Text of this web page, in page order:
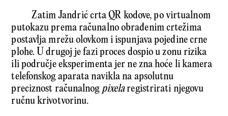
Zatim Jandrić crta QR kodove, po virtualnom
putokazu prema računalno obrađenim crtežima
postavlja mrežu olovkom i ispunjava pojedine crne
plohe. U drugoj je fazi proces dospio u zonu rizika
ili područje eksperimenta jer ne zna hoće li kamera
telefonskog aparata navikla na apsolutnu
preciznost računalnog pixelaregistrirati njegovu
ručnu krivotvorinu.